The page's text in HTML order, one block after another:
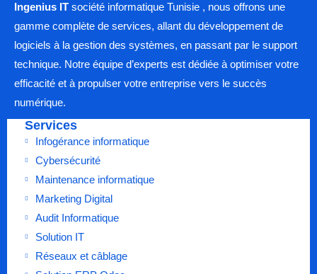
Ingenius IT société informatique Tunisie , nous offrons une
gamme complète de services, allant du développement de
logiciels à la gestion des systèmes, en passant par le support
technique. Notre équipe d’experts est dédiée à optimiser votre
efficacité et à propulser votre entreprise vers le succès
numérique.
Services
Infogérance informatique
Cybersécurité
Maintenance informatique
Marketing Digital
Audit Informatique
Solution IT
Réseaux et câblage